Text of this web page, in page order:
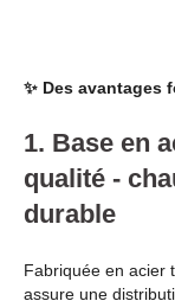
✨ Des avantages
1. Base en
qualité -
durable
Fabriquée en acier
assure une